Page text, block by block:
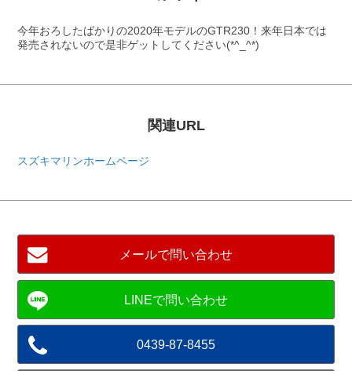
今年おろしたばかりの2020年モデルのGTR230！来年日本では
発売されないので是非ゲットしてください(*^_^*)
関連URL
スズキマリンホームページ
メールで問い合わせ
0439-87-8455